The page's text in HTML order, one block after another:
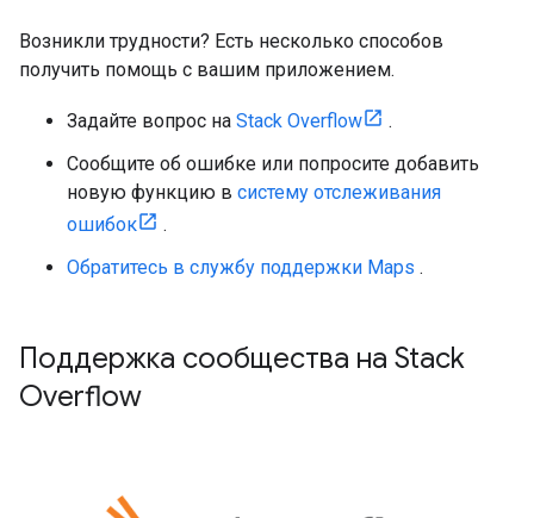
Возникли трудности? Есть несколько способов
получить помощь с вашим приложением.
Задайте вопрос на Stack Overflow
.
Сообщите об ошибке или попросите добавить
новую функцию в систему отслеживания
ошибок
.
Обратитесь в службу поддержки Maps .
Поддержка сообщества на Stack
Overflow